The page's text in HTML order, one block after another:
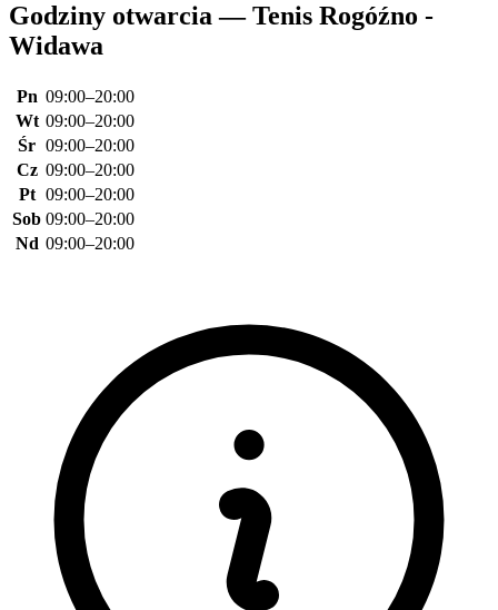
Godziny otwarcia — Tenis Rogóźno -
Widawa
Pn 09:00–20:00
Wt 09:00–20:00
Śr 09:00–20:00
Cz 09:00–20:00
Pt 09:00–20:00
Sob 09:00–20:00
Nd 09:00–20:00